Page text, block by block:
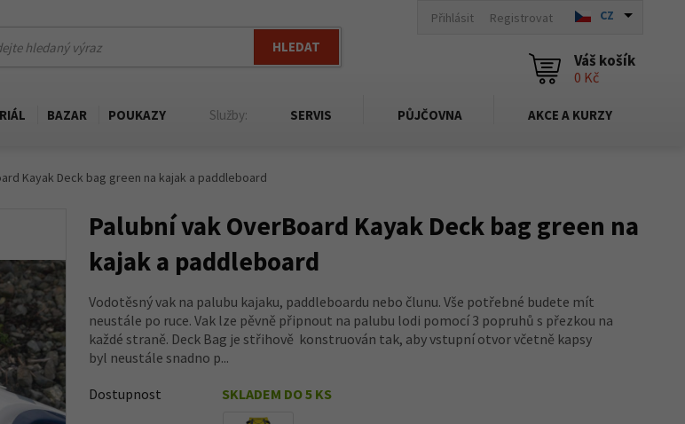
HLEDAT
Přihlásit Registrovat CZ
Váš košík
0 Kč
BAZAR POUKAZY Služby: SERVIS PŮJČOVNA AKCE A KURZY
Kayak Deck bag green na kajak a paddleboard
Palubní vak OverBoard Kayak Deck bag green na
kajak a paddleboard
Vodotěsný vak na palubu kajaku, paddleboardu nebo člunu. Vše potřebné budete mít
neustále po ruce. Vak lze pěvně připnout na palubu lodi pomocí 3 popruhů s přezkou na
každé straně. Deck Bag je střihově konstruován tak, aby vstupní otvor včetně kapsy
byl neustále snadno p...
Dostupnost SKLADEM DO 5 KS